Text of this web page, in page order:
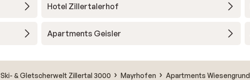
Hotel Zillertalerhof
Apartments Geisler
Ski- & Gletscherwelt Zillertal 3000 Mayrhofen Apartments Wiesengrund